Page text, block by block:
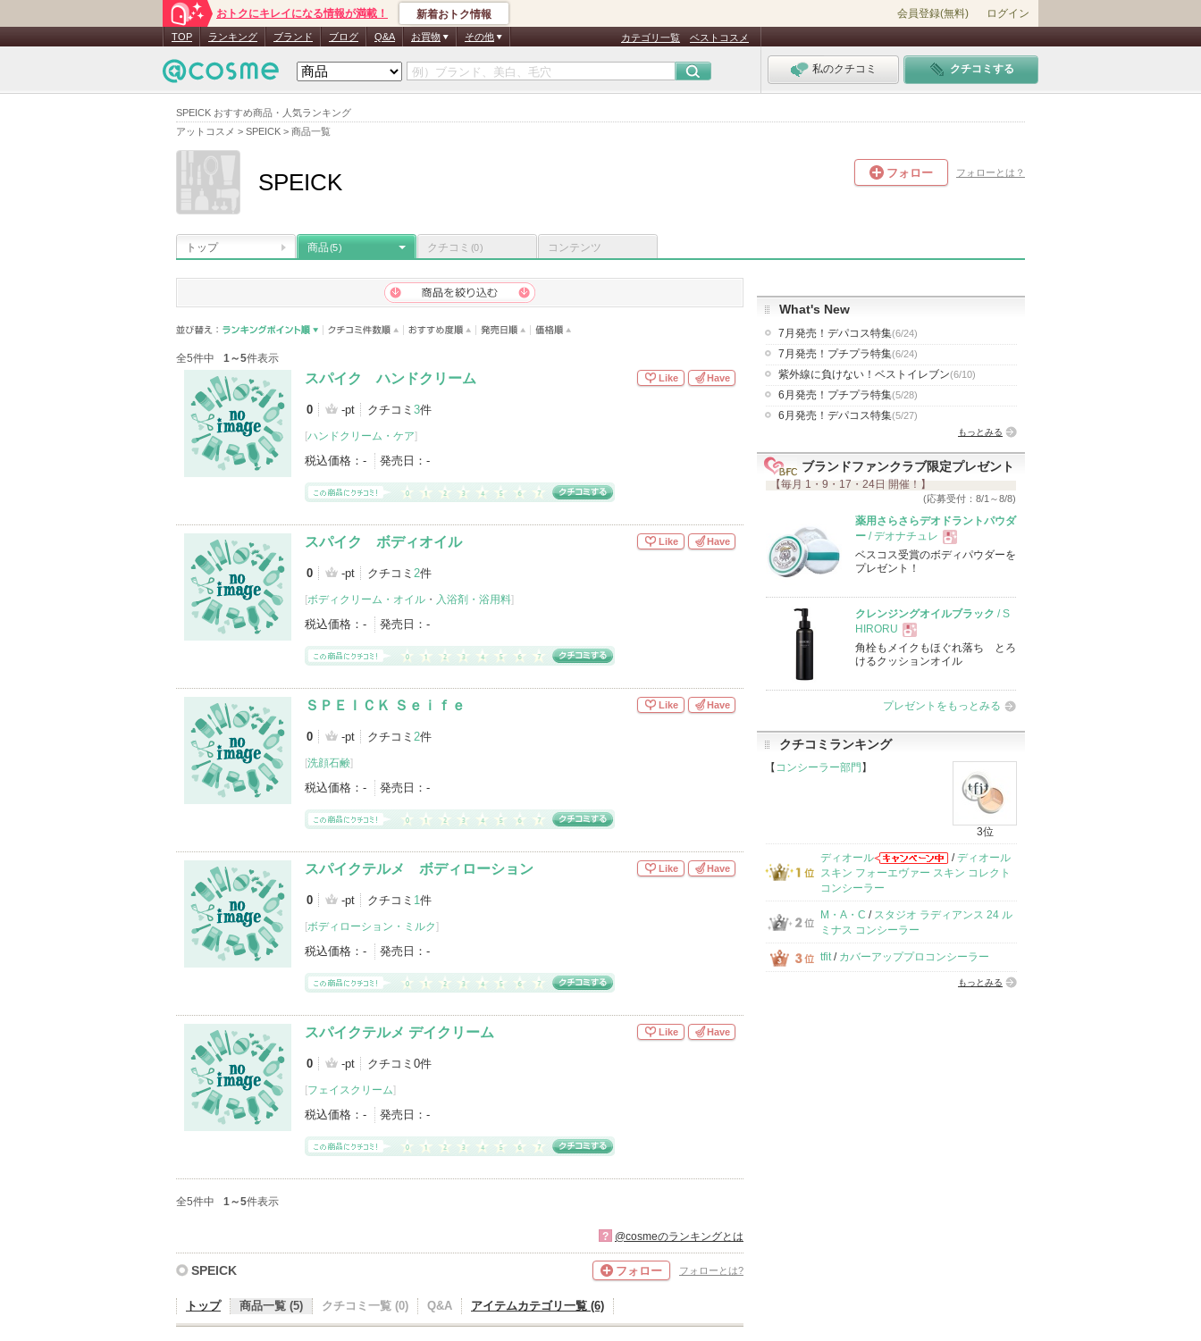
SPEICK おすすめ商品・人気ランキング
アットコスメ > SPEICK > 商品一覧
おトクにキレイになる情報が満載！ 新着おトク情報 会員登録(無料) ログイン
TOP ランキング ブランド ブログ Q&A お買物 その他 カテゴリ一覧 ベストコスメ
私のクチコミ クチコミする
SPEICK フォロー フォローとは？
トップ 商品(5) クチコミ (0) コンテンツ
全5件中 1～5件表示
スパイク ハンドクリーム
0 -pt クチコミ 3件
[ハンドクリーム・ケア]
税込価格： - 発売日： -
Like Have
スパイク ボディオイル
0 -pt クチコミ 2件
[ボディクリーム・オイル ・ 入浴剤・浴用料]
税込価格： - 発売日： -
Like Have
ＳＰＥＩＣＫ Ｓｅｉｆｅ
0 -pt クチコミ 2件
[洗顔石鹸]
税込価格： - 発売日： -
Like Have
スパイクテルメ ボディローション
0 -pt クチコミ 1件
[ボディローション・ミルク]
税込価格： - 発売日： -
Like Have
スパイクテルメ デイクリーム
0 -pt クチコミ0件
[フェイスクリーム]
税込価格： - 発売日： -
Like Have
全5件中 1～5件表示
? @cosmeのランキングとは
SPEICK フォロー フォローとは?
トップ 商品一覧 (5) クチコミ一覧 (0) Q&A アイテムカテゴリ一覧 (6)
What's New
7月発売！デパコス特集(6/24)
7月発売！プチプラ特集(6/24)
紫外線に負けない！ベストイレブン(6/10)
6月発売！プチプラ特集(5/28)
6月発売！デパコス特集(5/27)
もっとみる
ブランドファンクラブ限定プレゼント
【毎月 1・9・17・24日 開催！】
(応募受付：8/1～8/8)
薬用さらさらデオドラントパウダ
ー / デオナチュレ
現
品
ベスコス受賞のボディパウダーを
プレゼント！
クレンジングオイルブラック / S
HIRORU
現
品
角栓もメイクもほぐれ落ち とろ
けるクッションオイル
プレゼントをもっとみる
クチコミランキング
【 コンシーラー部門 】
3位
ディオール /ディオール
スキン フォーエヴァー スキン コレクト
コンシーラー
M・A・C / スタジオ ラディアンス 24 ル
ミナス コンシーラー
tfit/ カバーアッププロコンシーラー
もっとみる